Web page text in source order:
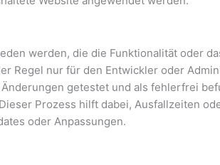
werden, die die Funktionalität oder
Regel nur für den Entwickler oder
getestet und als fehlerfrei
Prozess hilft dabei, Ausfallzeiten
oder Anpassungen.